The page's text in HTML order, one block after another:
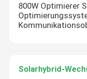
800W Optimierer
Solarhybrid-